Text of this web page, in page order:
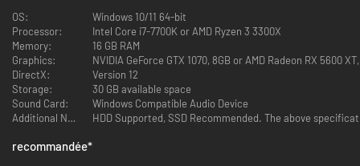
OS:
Windows 10/11 64-bit
Processor:
Intel Core i7-7700K or AMD Ryzen 3 3300X
Memory:
16 GB RAM
Graphics:
NVIDIA GeForce GTX 1070, 8GB or AMD Radeon RX 5600
DirectX:
Version 12
Storage:
30 GB available space
Sound Card:
Windows Compatible Audio Device
Additional Notes:
HDD Supported, SSD Recommended. The above
recommandée*